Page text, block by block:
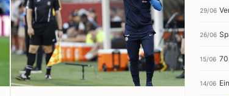
29/06
26/06
15/06
14/06